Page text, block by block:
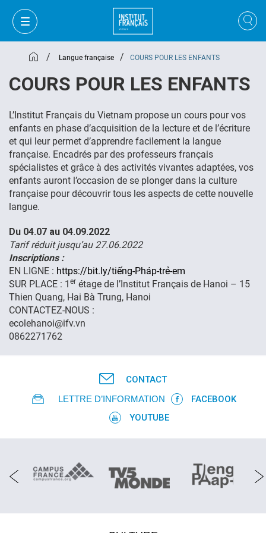
/ Langue française / COURS POUR LES ENFANTS
COURS POUR LES ENFANTS
L’Institut Français du Vietnam propose un cours pour vos
enfants en phase d’acquisition de la lecture et de l’écriture
et qui leur permet d’apprendre facilement la langue
française. Encadrés par des professeurs français
spécialistes et grâce à des activités vivantes adaptées, vos
enfants auront l’occasion de se plonger dans la culture
française pour découvrir tous les aspects de cette nouvelle
langue.
Du 04.07 au 04.09.2022
Tarif réduit jusqu’au 27.06.2022
Inscriptions :
EN LIGNE : https://bit.ly/tiếng-Pháp-trẻ-em
SUR PLACE : 1 er étage de l’Institut Français de Hanoi – 15
Thien Quang, Hai Bà Trung, Hanoi
CONTACTEZ-NOUS :
ecolehanoi@ifv.vn
0862271762
CONTACT
LETTRE D’INFORMATION
FACEBOOK
YOUTUBE